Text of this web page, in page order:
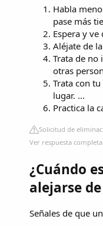
Habla
pase más
Espera y ve
Aléjate de
Trata de no
otras
Trata con
lugar. ...
Practica la
Solicitud de
Ver respuesta
¿Cuándo
alejarse
Señales de que